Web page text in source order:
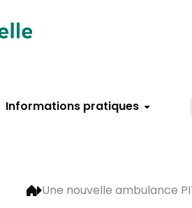
Informations pratiques
Une nouvelle ambulance